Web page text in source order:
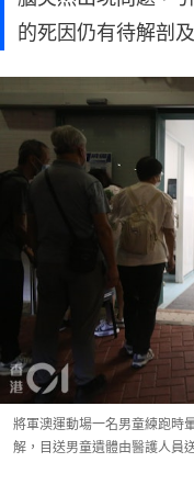
的死因仍有待解剖
將軍澳運動場一名男童練跑時
解，目送男童遺體由醫護人員